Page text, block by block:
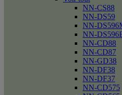
NN-CS88
NN-DS59
NN-
NN-
NN-CD88
NN-CD87
NN-GD38
NN-DF38
NN-DF37
NN-CD575